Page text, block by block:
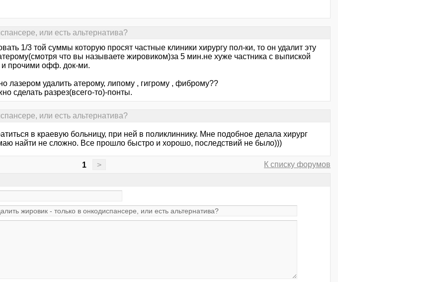
или есть альтернатива?
1/3 той суммы которую просят частные клиники хирургу пол-ки, то он удалит эту
что вы называете жировиком)за 5 мин.не хуже частника с выпиской
и прочими офф. док-ми.
лазером удалить атерому, липому , гигрому , фиброму??
сделать разрез(всего-то)-понты.
или есть альтернатива?
в краевую больницу, при ней в поликлиннику. Мне подобное делала хирург
найти не сложно. Все прошло быстро и хорошо, последствий не было)))
1 >
К списку форумов